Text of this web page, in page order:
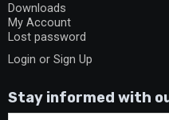
Downloads
My Account
Lost password
Login or Sign Up
Stay informed with